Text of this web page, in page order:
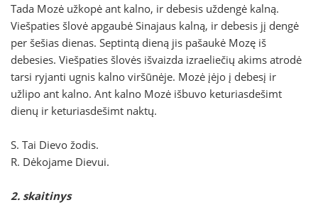
Tada Mozė užkopė ant kalno, ir debesis uždengė kalną.
Viešpaties šlovė apgaubė Sinajaus kalną, ir debesis jį dengė
per šešias dienas. Septintą dieną jis pašaukė Mozę iš
debesies. Viešpaties šlovės išvaizda izraeliečių akims atrodė
tarsi ryjanti ugnis kalno viršūnėje. Mozė įėjo į debesį ir
užlipo ant kalno. Ant kalno Mozė išbuvo keturiasdešimt
dienų ir keturiasdešimt naktų.
S. Tai Dievo žodis.
R. Dėkojame Dievui.
2. skaitinys